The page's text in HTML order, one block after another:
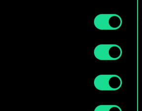
세부 사항이나 관련 설정은 아래의